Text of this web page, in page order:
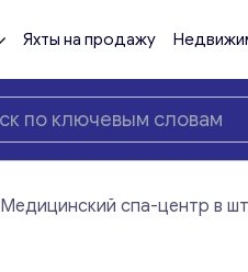
Яхты на продажу
Медицинский спа-центр в